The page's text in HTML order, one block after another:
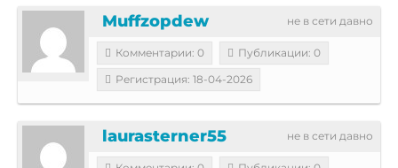
не в сети давно
Muffzopdew
Комментарии: 0
Публикации: 0
Регистрация: 18-04-2026
не в сети давно
laurasterner55